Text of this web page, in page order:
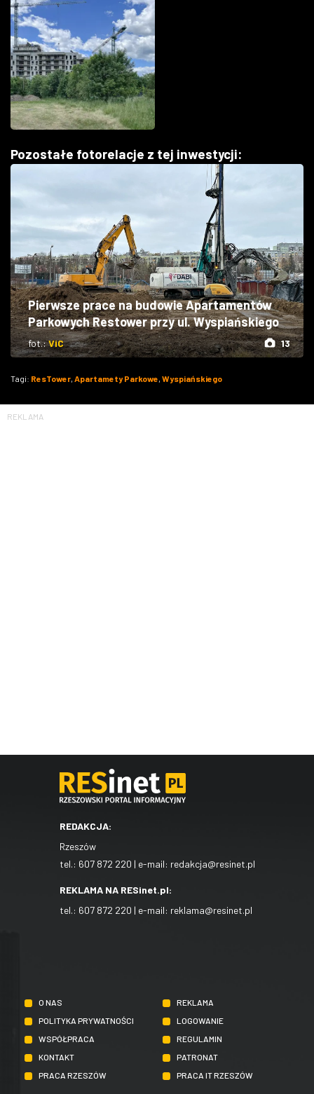
Pozostałe fotorelacje z tej inwestycji:
Pierwsze prace na budowie Apartamentów
Parkowych Restower przy ul. Wyspiańskiego
fot.:ViC 13
Tagi: ResTower, Apartamety Parkowe, Wyspiańskiego
REKLAMA
REDAKCJA:
Rzeszów
tel.: 607 872 220 | e-mail: redakcja@resinet.pl
REKLAMA NA RESinet.pl:
tel.: 607 872 220 | e-mail: reklama@resinet.pl
O NAS
REKLAMA
POLITYKA PRYWATNOŚCI
LOGOWANIE
WSPÓŁPRACA
REGULAMIN
KONTAKT
PATRONAT
PRACA RZESZÓW
PRACA IT RZESZÓW